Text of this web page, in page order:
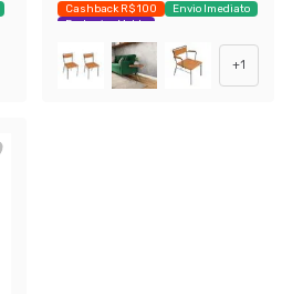
Cashback R$ 100
Envio Imediato
Exclusivo Mobly
+1